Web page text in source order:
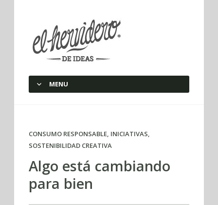
elherviderodeideas
MENU
CONSUMO RESPONSABLE, INICIATIVAS,
SOSTENIBILIDAD CREATIVA
Algo está cambiando
para bien